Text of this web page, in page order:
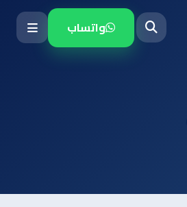
واتساب